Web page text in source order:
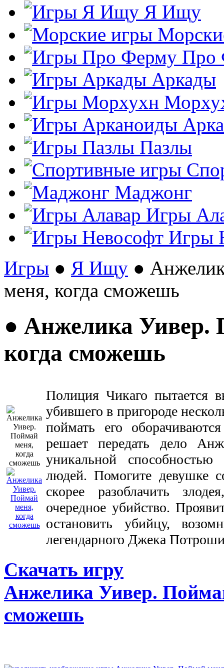
Я Ищу
Про
Аркады
Пазлы
Маджонг
Игры
Игры
Игры ● Я Ищу ●
меня, когда сможешь
● Анжелика Уивер.
когда сможешь
Полиция Чикаго пытается
убившего в пригороде
поймать его
решает передать дело
уникальной
людей. Помогите девушке
скорее разоблачить
очередное убийство.
остановить убийцу,
легендарного Джека
Скачать игру
Анжелика Уивер.
сможешь